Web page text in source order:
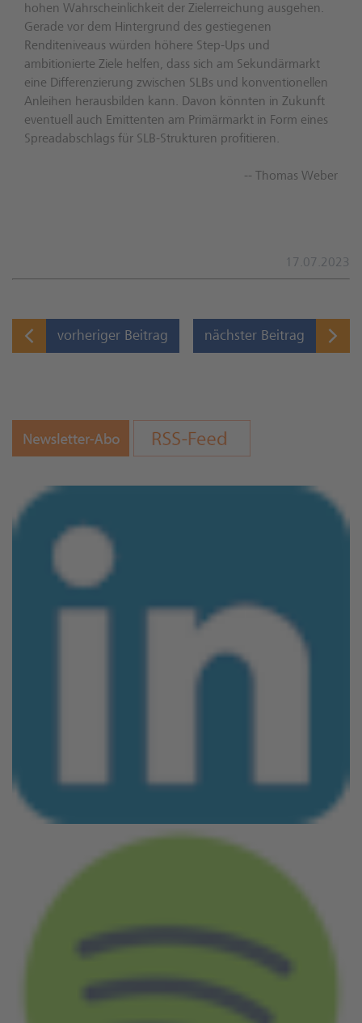
hohen Wahrscheinlichkeit der Zielerreichung ausgehen.
Gerade vor dem Hintergrund des gestiegenen
Renditeniveaus würden höhere Step-Ups und
ambitionierte Ziele helfen, dass sich am Sekundärmarkt
eine Differenzierung zwischen SLBs und konventionellen
Anleihen herausbilden kann. Davon könnten in Zukunft
eventuell auch Emittenten am Primärmarkt in Form eines
Spreadabschlags für SLB-Strukturen profitieren.
-- Thomas Weber
17.07.2023
vorheriger Beitrag nächster Beitrag